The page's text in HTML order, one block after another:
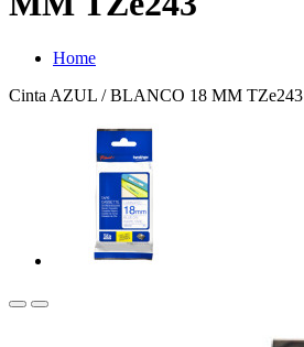
Home
Cinta AZUL / BLANCO 18 MM TZe243